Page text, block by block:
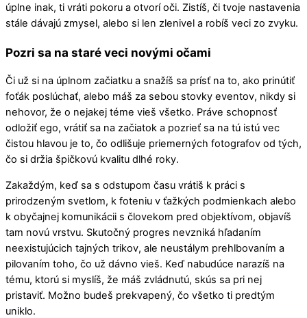
úplne inak, ti vráti pokoru a otvorí oči. Zistíš, či tvoje nastavenia
stále dávajú zmysel, alebo si len zlenivel a robíš veci zo zvyku.
Pozri sa na staré veci novými očami
Či už si na úplnom začiatku a snažíš sa prísť na to, ako prinútiť
foťák poslúchať, alebo máš za sebou stovky eventov, nikdy si
nehovor, že o nejakej téme vieš všetko. Práve schopnosť
odložiť ego, vrátiť sa na začiatok a pozrieť sa na tú istú vec
čistou hlavou je to, čo odlišuje priemerných fotografov od tých,
čo si držia špičkovú kvalitu dlhé roky.
Zakaždým, keď sa s odstupom času vrátiš k práci s
prirodzeným svetlom, k foteniu v ťažkých podmienkach alebo
k obyčajnej komunikácii s človekom pred objektívom, objavíš
tam novú vrstvu. Skutočný progres nevzniká hľadaním
neexistujúcich tajných trikov, ale neustálym prehlbovaním a
pilovaním toho, čo už dávno vieš. Keď nabudúce narazíš na
tému, ktorú si myslíš, že máš zvládnutú, skús sa pri nej
pristaviť. Možno budeš prekvapený, čo všetko ti predtým
uniklo.